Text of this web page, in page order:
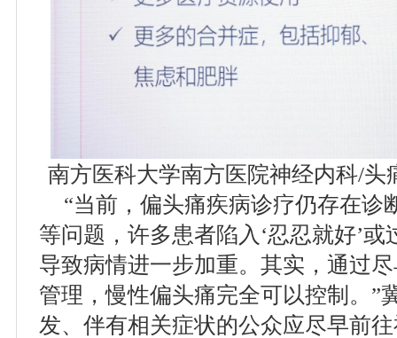
南方医科大学南方医院神经内科/头
“当前，偏头痛疾病诊疗仍存在诊
等问题，许多患者陷入‘忍忍就好’
导致病情进一步加重。其实，通过
管理，慢性偏头痛完全可以控制。”
发、伴有相关症状的公众应尽早前